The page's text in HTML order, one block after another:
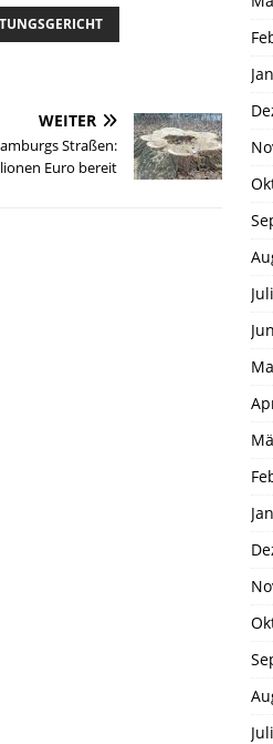
WEITER
Straßen:
Euro bereit